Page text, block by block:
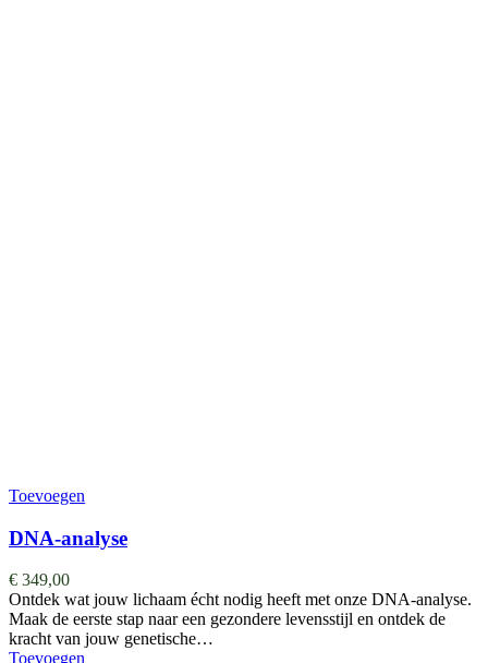
Toevoegen
DNA-analyse
€ 349,00
Ontdek wat jouw lichaam écht nodig heeft met onze DNA-analyse.
Maak de eerste stap naar een gezondere levensstijl en ontdek de
kracht van jouw genetische…
Toevoegen